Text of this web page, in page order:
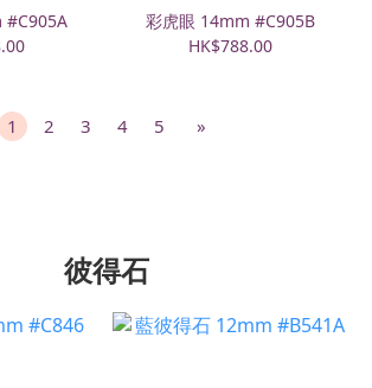
#C905A
彩虎眼 14mm #C905B
HK$788.00
1 2 3 4 5 »
彼得石